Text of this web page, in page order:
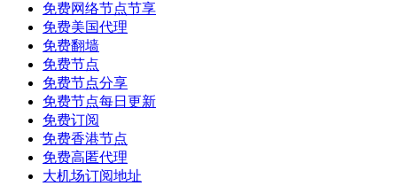
免费网络节点节享
免费美国代理
免费翻墙
免费节点
免费节点分享
免费节点每日更新
免费订阅
免费香港节点
免费高匿代理
大机场订阅地址